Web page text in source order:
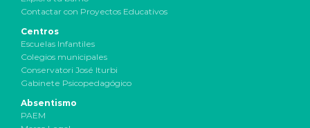
Contactar con Proyectos Educativos
Centros
Escuelas Infantiles
Colegios municipales
Conservatori José Iturbi
Gabinete Psicopedagógico
Absentismo
PAEM